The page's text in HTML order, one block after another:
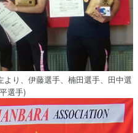
り、伊藤選手、楠田選手、田中選
選手)